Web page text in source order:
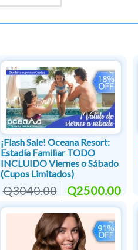
¡Flash Sale! Oceana Resort:
Estadía Familiar TODO
INCLUIDO Viernes o Sábado
(Cupos Limitados)
Q3040.00 Q2500.00